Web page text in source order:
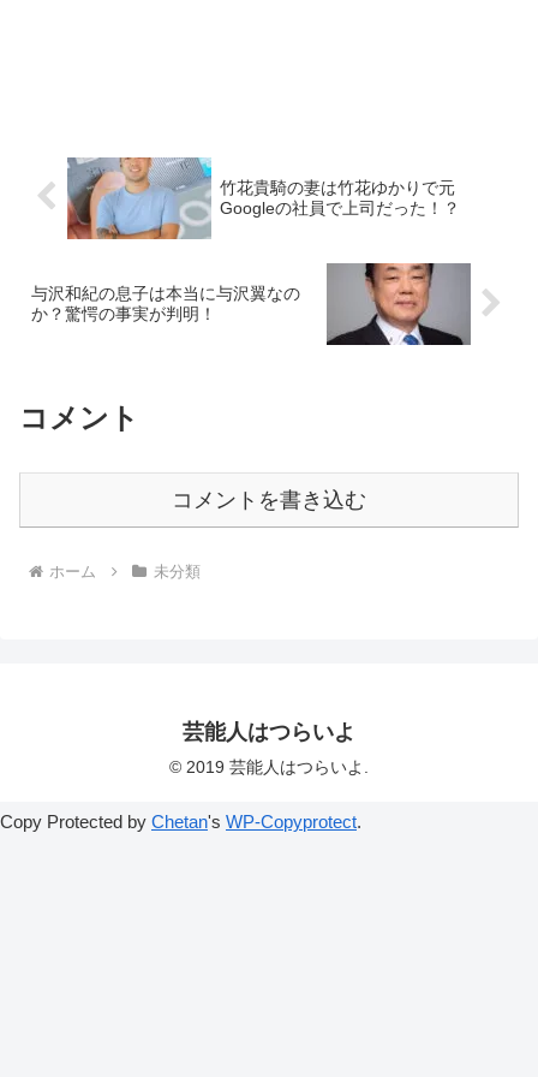
竹花貴騎の妻は竹花ゆかりで元
Googleの社員で上司だった！？
与沢和紀の息子は本当に与沢翼なの
か？驚愕の事実が判明！
コメント
コメントを書き込む
ホーム 未分類
芸能人はつらいよ
© 2019 芸能人はつらいよ.
Copy Protected by Chetan's WP-Copyprotect.